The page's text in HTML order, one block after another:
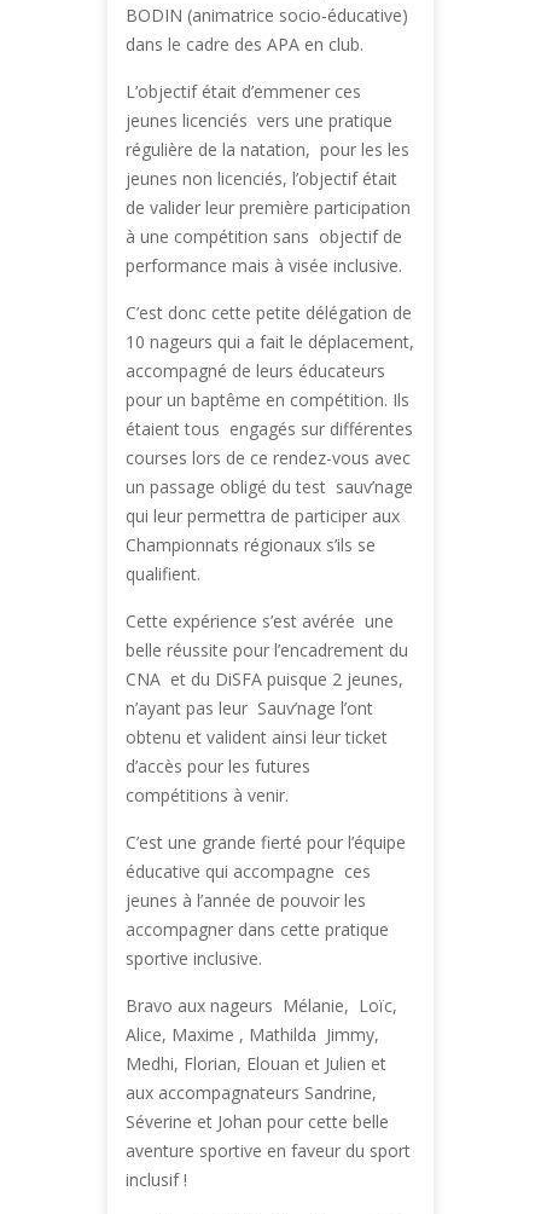
BODIN (animatrice socio-éducative)
dans le cadre des APA en club.
L’objectif était d’emmener ces
jeunes licenciés vers une pratique
régulière de la natation, pour les les
jeunes non licenciés, l’objectif était
de valider leur première participation
à une compétition sans objectif de
performance mais à visée inclusive.
C’est donc cette petite délégation de
10 nageurs qui a fait le déplacement,
accompagné de leurs éducateurs
pour un baptême en compétition. Ils
étaient tous engagés sur différentes
courses lors de ce rendez-vous avec
un passage obligé du test sauv’nage
qui leur permettra de participer aux
Championnats régionaux s’ils se
qualifient.
Cette expérience s’est avérée une
belle réussite pour l’encadrement du
CNA et du DiSFA puisque 2 jeunes,
n’ayant pas leur Sauv’nage l’ont
obtenu et valident ainsi leur ticket
d’accès pour les futures
compétitions à venir.
C’est une grande fierté pour l’équipe
éducative qui accompagne ces
jeunes à l’année de pouvoir les
accompagner dans cette pratique
sportive inclusive.
Bravo aux nageurs Mélanie, Loïc,
Alice, Maxime , Mathilda Jimmy,
Medhi, Florian, Elouan et Julien et
aux accompagnateurs Sandrine,
Séverine et Johan pour cette belle
aventure sportive en faveur du sport
inclusif !